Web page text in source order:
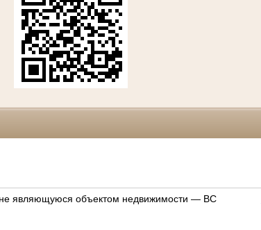
не являющуюся объектом недвижимости — ВС